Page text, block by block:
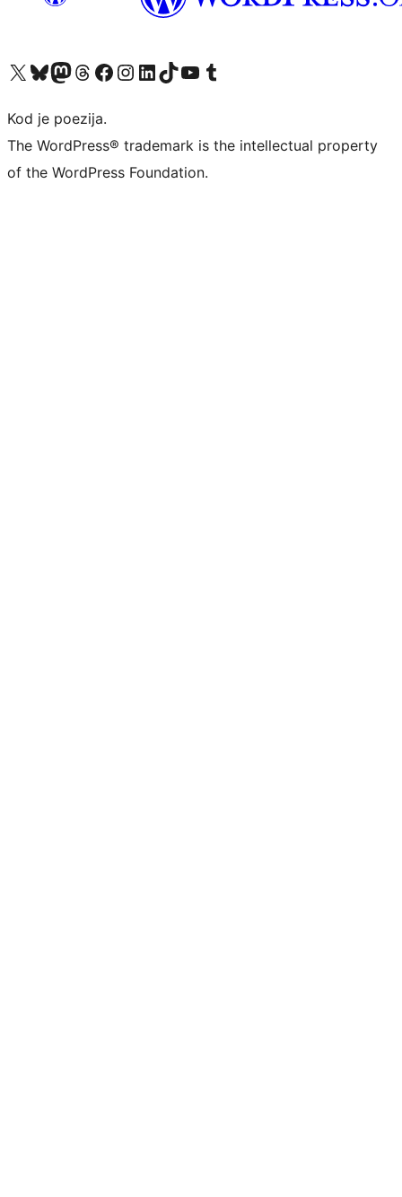
Visit our X (formerly Twitter) account
Visit our Bluesky account
Visit our Mastodon account
Visit our Threads account
Visit our Facebook page
Visit our Instagram account
Visit our LinkedIn account
Visit our TikTok account
Visit our YouTube channel
Visit our Tumblr account
Kod je poezija.
The WordPress® trademark is the intellectual property
of the WordPress Foundation.